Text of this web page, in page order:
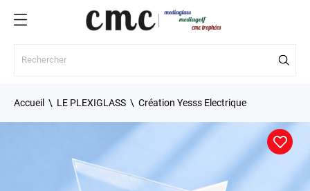
Accueil LE PLEXIGLASS Création Yesss Electrique